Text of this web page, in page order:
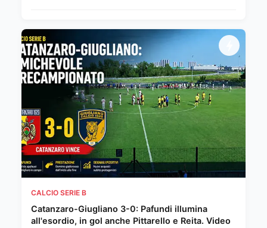
CALCIO SERIE B
Catanzaro-Giugliano 3-0: Pafundi illumina
all'esordio, in gol anche Pittarello e Reita. Video